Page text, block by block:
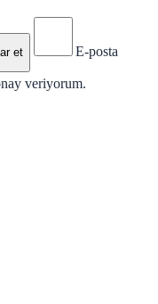
et E-posta
veriyorum.